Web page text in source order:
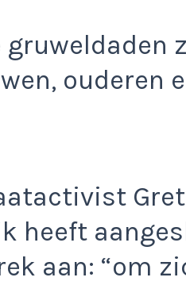
gruweldaden
ouderen
heeft
aan: “om